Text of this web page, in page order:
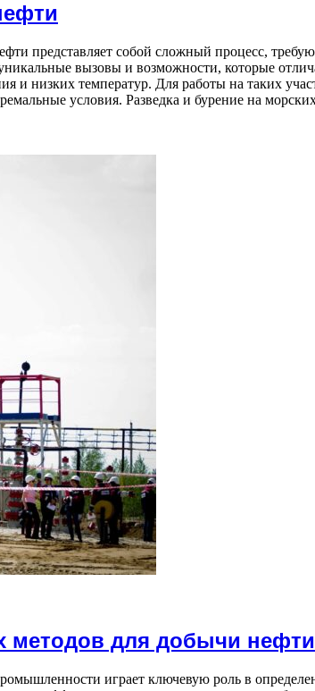
представляет собой сложный процесс,
вызовы и возможности, которые
и низких температур. Для работы на таких
условия. Разведка и бурение на
методов для добычи нефти
играет ключевую роль в